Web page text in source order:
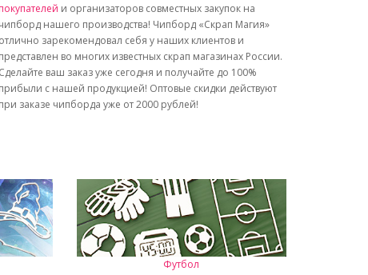
покупателей и организаторов совместных закупок на
чипборд нашего производства! Чипборд «Скрап Магия»
отлично зарекомендовал себя у наших клиентов и
представлен во многих известных скрап магазинах России.
Сделайте ваш заказ уже сегодня и получайте до 100%
прибыли с нашей продукцией! Оптовые скидки действуют
при заказе чипборда уже от 2000 рублей!
Футбол